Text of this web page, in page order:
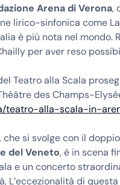
Arena di Verona,
lirico-sinfonica come
è più nota nel mondo.
per aver reso
Teatro alla Scala
des Champs-
teatro-alla-scala-in-
che si svolge con il doppio
del Veneto, è in scena
e un concerto
di